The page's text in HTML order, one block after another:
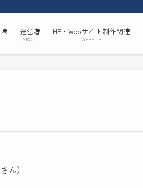
運営者
ABOUT
HP・Webサイト制作関連
WEBSITE
ん）